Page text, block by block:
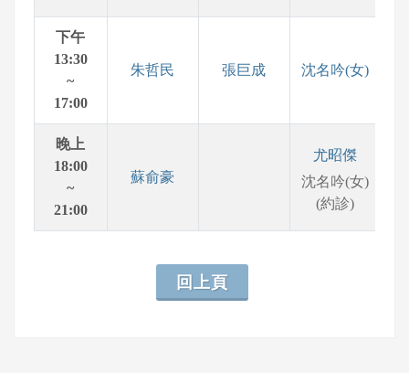
下午
13:30
~
17:00
朱哲民 張巨成 沈名吟(女)
晚上
18:00
~
21:00
蘇俞豪
尤昭傑
沈名吟(女)
(約診)
回上頁